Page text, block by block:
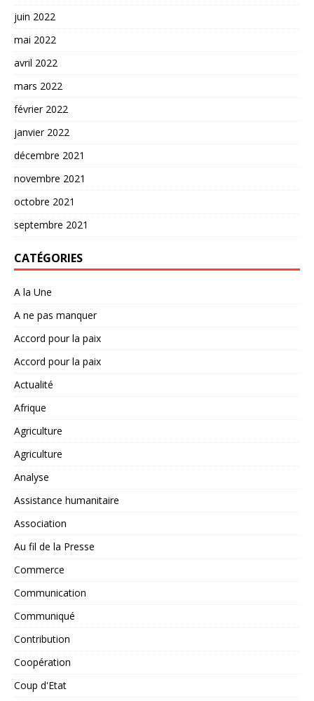
juin 2022
mai 2022
avril 2022
mars 2022
février 2022
janvier 2022
décembre 2021
novembre 2021
octobre 2021
septembre 2021
CATÉGORIES
A la Une
A ne pas manquer
Accord pour la paix
Accord pour la paix
Actualité
Afrique
Agriculture
Agriculture
Analyse
Assistance humanitaire
Association
Au fil de la Presse
Commerce
Communication
Communiqué
Contribution
Coopération
Coup d'Etat